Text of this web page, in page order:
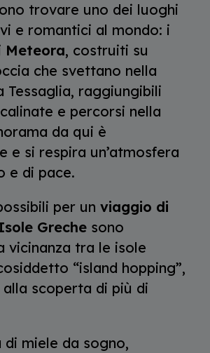
trovare uno dei luoghi
e romantici al mondo: i
Meteora, costruiti su
che svettano nella
Tessaglia, raggiungibili
e percorsi nella
da qui è
e si respira un’atmosfera
e di pace.
per un viaggio di
Grechesono
vicinanza tra le isole
“island hopping”,
scoperta di più di
di miele da sogno,